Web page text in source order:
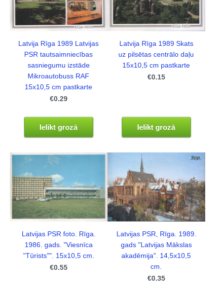
Latvija Rīga 1989 Latvijas
PSR tautsaimniecības
sasniegumu izstāde
Mikroautobuss RAF
15x10,5 cm pastkarte
€0.29
Ielikt grozā
Latvija Rīga 1989 Skats
uz pilsētas centrālo daļu
15x10,5 cm pastkarte
€0.15
Ielikt grozā
Latvijas PSR foto. Rīga.
1986. gads. "Viesnīca
"Tūrists"". 15x10,5 cm.
€0.55
Latvijas PSR, Rīga. 1989.
gads "Latvijas Mākslas
akadēmija". 14,5x10,5
cm.
€0.35